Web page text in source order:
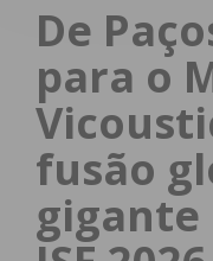
De
para o
fusão
gigante